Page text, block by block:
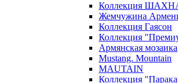
Коллекция
Жемчужина
Коллекция Гаясон
Коллекция
Армянская мозаика
Mustang. Mountain
MAUTAIN
Коллекция